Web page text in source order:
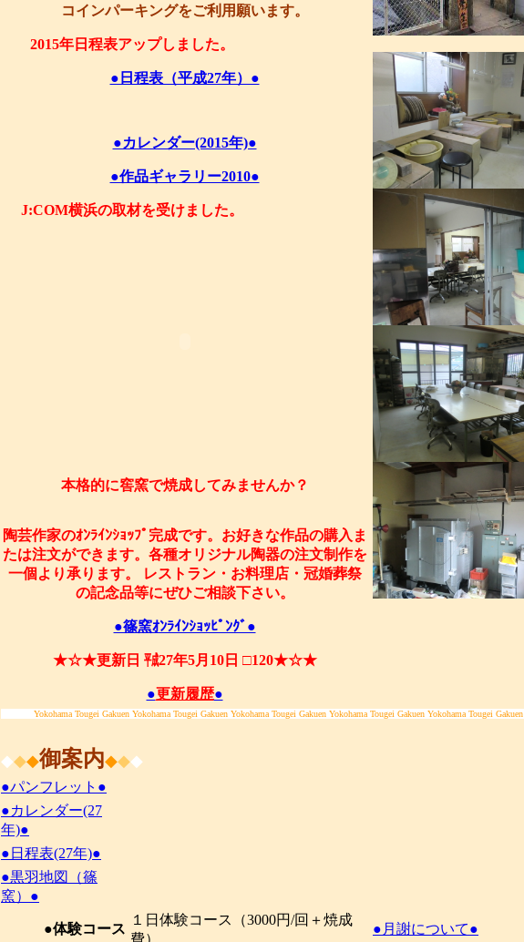
コインパーキングをご利用願います。
2015年日程表アップしました。
●日程表（平成27年）●
●カレンダー(2015年)●
●作品ギャラリー2010●
J:COM横浜の取材を受けました。
本格的に窖窯で焼成してみませんか？
陶芸作家のｵﾝﾗｲﾝｼｮｯﾌﾟ完成です。お好きな作品の購入ま
たは注文ができます。各種オリジナル陶器の注文制作を
一個より承ります。 レストラン・お料理店・冠婚葬祭
の記念品等にぜひご相談下さい。
●篠窯ｵﾝﾗｲﾝｼｮｯﾋﾟﾝｸﾞ●
★☆★更新日 ㍻27年5月10日 □120★☆★
●更新履歴●
Yokohama Tougei Gakuen Yokohama Tougei Gakuen Yokohama Tougei Gakuen Yokohama Tougei Gakuen Yokohama Tougei Gakuen
◆◆◆御案内◆◆◆
●パンフレット●
●カレンダー(27
年)●
●日程表(27年)●
●黒羽地図（篠
窯）●
●体験コース
１日体験コース（3000円/回＋焼成
費）
●月謝について●